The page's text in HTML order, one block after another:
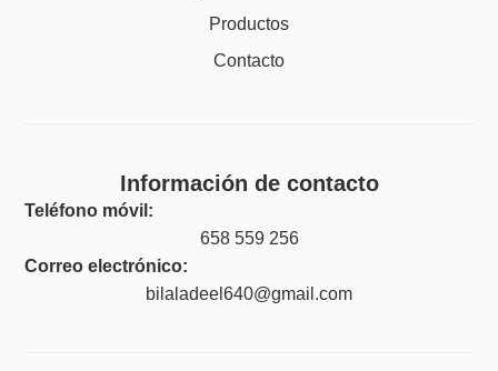
Productos
Contacto
Información de contacto
Teléfono móvil:
658 559 256
Correo electrónico:
bilaladeel640@gmail.com